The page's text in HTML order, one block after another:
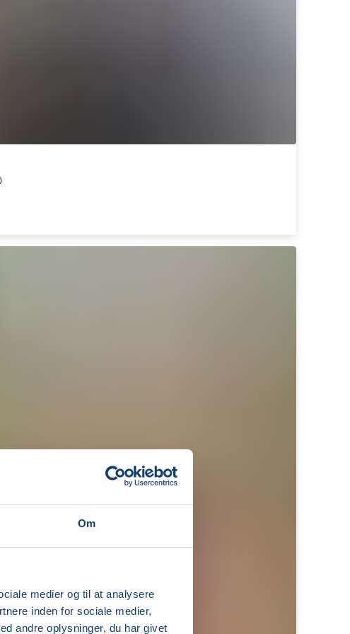
Om
medier og til at analysere
inden for sociale medier,
andre oplysninger, du har givet